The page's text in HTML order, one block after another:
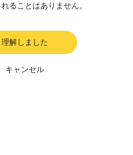
ることはありません。
理解しました
キャンセル